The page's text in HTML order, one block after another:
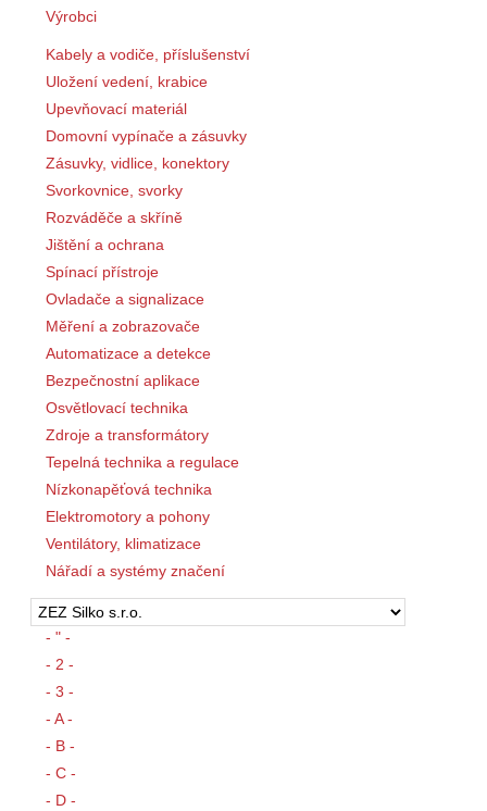
Výrobci
Kabely a vodiče, příslušenství
Uložení vedení, krabice
Upevňovací materiál
Domovní vypínače a zásuvky
Zásuvky, vidlice, konektory
Svorkovnice, svorky
Rozváděče a skříně
Jištění a ochrana
Spínací přístroje
Ovladače a signalizace
Měření a zobrazovače
Automatizace a detekce
Bezpečnostní aplikace
Osvětlovací technika
Zdroje a transformátory
Tepelná technika a regulace
Nízkonapěťová technika
Elektromotory a pohony
Ventilátory, klimatizace
Nářadí a systémy značení
- " -
- 2 -
- 3 -
- A -
- B -
- C -
- D -